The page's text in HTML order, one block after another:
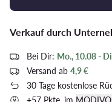
Verkauf durch
Bei Dir: Mo., 10.08 -
Versand ab 4,9 €
30 Tage kostenlose
+57 Pkte. im